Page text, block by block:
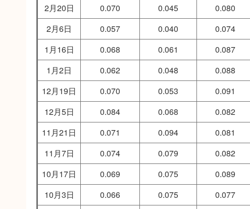
2月20日
0.070 0.045 0.080
2月6日
0.057 0.040 0.074
1月16日
0.068 0.061 0.087
1月2日
0.062 0.048 0.088
12月19日
0.070 0.053 0.091
12月5日
0.084 0.068 0.082
11月21日
0.071 0.094 0.081
11月7日
0.074 0.079 0.082
10月17日
0.069 0.075 0.089
10月3日
0.066 0.075 0.077